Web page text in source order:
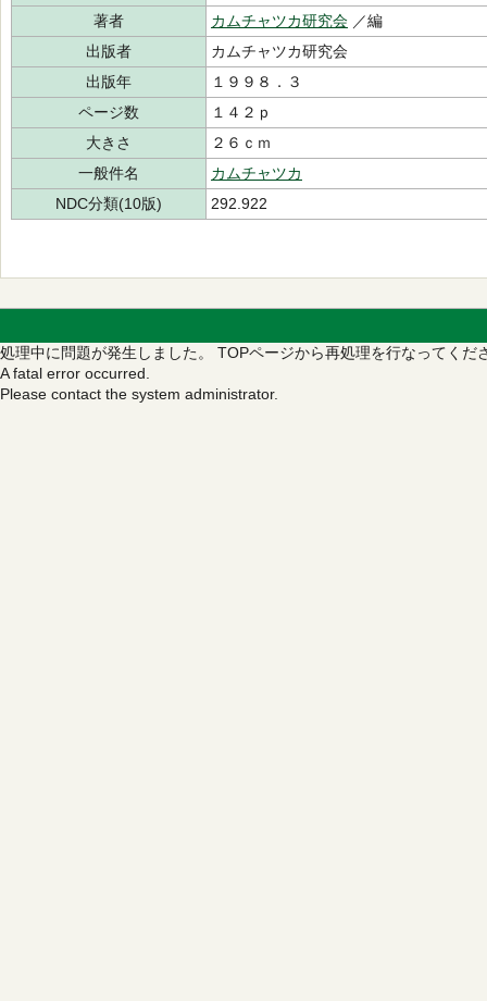
著者
カムチャツカ研究会 ／編
出版者
カムチャツカ研究会
出版年
１９９８．３
ページ数
１４２ｐ
大きさ
２６ｃｍ
一般件名
カムチャツカ
NDC分類(10版)
292.922
処理中に問題が発生しました。 TOPページから再処理を行なってくだ
A fatal error occurred.
Please contact the system administrator.